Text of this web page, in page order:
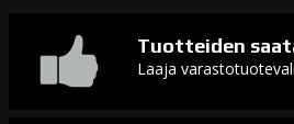
Tuotteiden
Laaja